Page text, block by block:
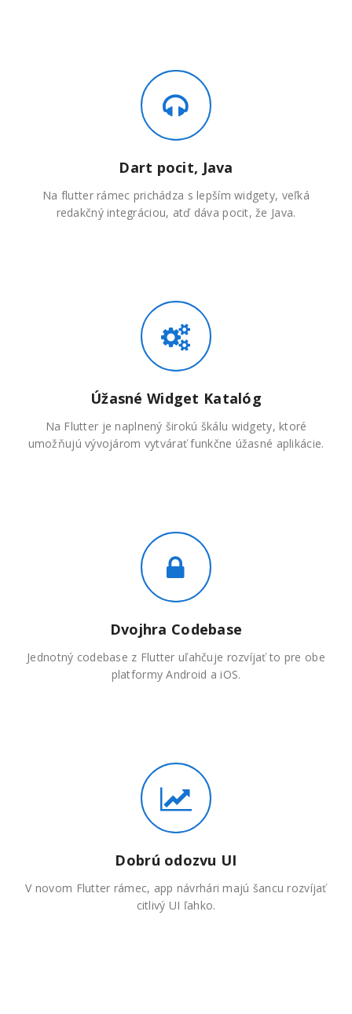
Dart pocit, Java
Na flutter rámec prichádza s lepším widgety, veľká
redakčný integráciou, atď dáva pocit, že Java.
Úžasné Widget Katalóg
Na Flutter je naplnený širokú škálu widgety, ktoré
umožňujú vývojárom vytvárať funkčne úžasné aplikácie.
Dvojhra Codebase
Jednotný codebase z Flutter uľahčuje rozvíjať to pre obe
platformy Android a iOS.
Dobrú odozvu UI
V novom Flutter rámec, app návrhári majú šancu rozvíjať
citlivý UI ľahko.